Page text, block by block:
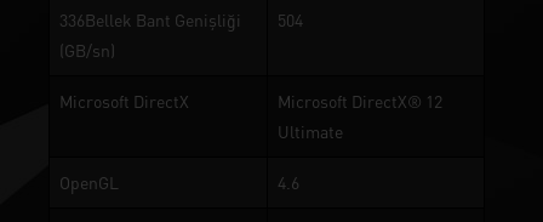
336Bellek Bant Genişliği
(GB/sn)
504
Microsoft DirectX
Microsoft DirectX® 12
Ultimate
OpenGL 4.6